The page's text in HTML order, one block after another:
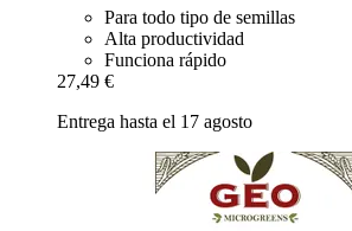
Para todo tipo de semillas
Alta productividad
Funciona rápido
27,49 €
Entrega hasta el 17 agosto